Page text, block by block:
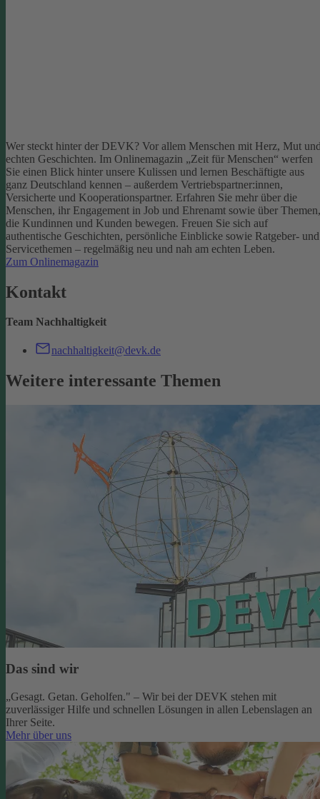
Wer steckt hinter der DEVK? Vor allem Menschen mit Herz, Mut
echten Geschichten. Im Onlinemagazin „Zeit für Menschen“ werfen
Sie einen Blick hinter unsere Kulissen und lernen Beschäftigte aus
ganz Deutschland kennen – außerdem Vertriebspartner:innen,
Versicherte und Kooperationspartner. Erfahren Sie mehr über die
Menschen, ihr Engagement in Job und Ehrenamt sowie über Themen,
die Kundinnen und Kunden bewegen. Freuen Sie sich auf
authentische Geschichten, persönliche Einblicke sowie Ratgeber- und
Servicethemen – regelmäßig neu und nah am echten Leben.
Zum Onlinemagazin
Kontakt
Team Nachhaltigkeit
nachhaltigkeit@devk.de
Weitere interessante Themen
Das sind wir
„Gesagt. Getan. Geholfen." – Wir bei der DEVK stehen mit
zuverlässiger Hilfe und schnellen Lösungen in allen Lebenslagen an
Ihrer Seite.
Mehr über uns